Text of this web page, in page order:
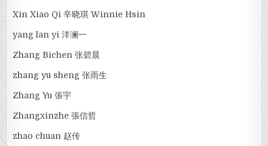
Xin Xiao Qi 辛晓琪 Winnie Hsin
yang lan yi 洋澜一
Zhang Bichen 张碧晨
zhang yu sheng 张雨生
Zhang Yu 張宇
Zhangxinzhe 張信哲
zhao chuan 赵传